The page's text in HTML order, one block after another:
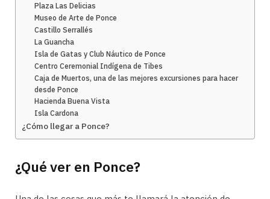
Plaza Las Delicias
Museo de Arte de Ponce
Castillo Serrallés
La Guancha
Isla de Gatas y Club Náutico de Ponce
Centro Ceremonial Indígena de Tibes
Caja de Muertos, una de las mejores excursiones para hacer
desde Ponce
Hacienda Buena Vista
Isla Cardona
¿Cómo llegar a Ponce?
¿Qué ver en Ponce?